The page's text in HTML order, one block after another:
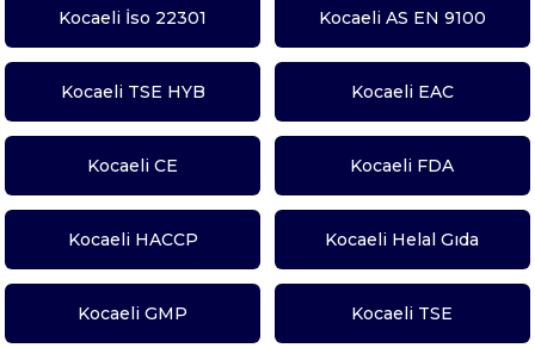
Kocaeli İso 22301 Kocaeli AS EN 9100
Kocaeli TSE HYB Kocaeli EAC
Kocaeli CE Kocaeli FDA
Kocaeli HACCP Kocaeli Helal Gıda
Kocaeli GMP Kocaeli TSE